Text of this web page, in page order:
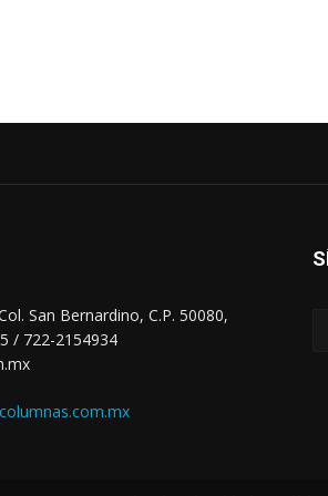
San Bernardino, C.P. 50080,
/ 722-2154934